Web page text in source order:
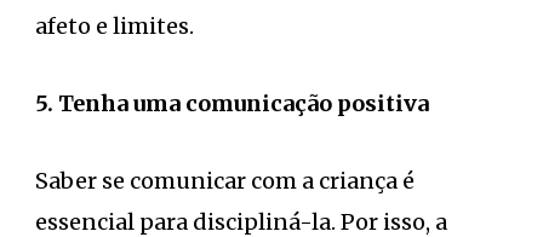
afeto e limites.
5. Tenha uma comunicação positiva
Saber se comunicar com a criança é
essencial para discipliná-la. Por isso, a